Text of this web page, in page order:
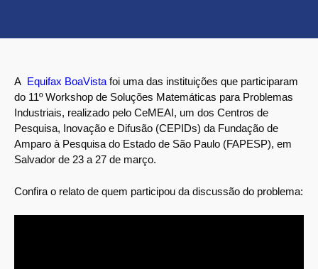
A Equifax BoaVista foi uma das instituições que participaram
do 11º Workshop de Soluções Matemáticas para Problemas
Industriais, realizado pelo CeMEAI, um dos Centros de
Pesquisa, Inovação e Difusão (CEPIDs) da Fundação de
Amparo à Pesquisa do Estado de São Paulo (FAPESP), em
Salvador de 23 a 27 de março.
Confira o relato de quem participou da discussão do problema: